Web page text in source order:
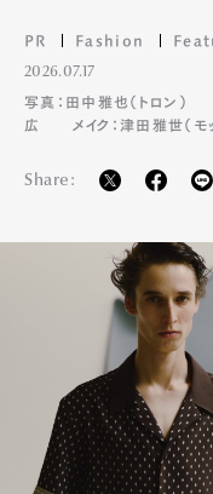
PR Fashion
2026.07.17
写真：田中雅也（トロン）
広
メイク：津田雅世（モ
Share: